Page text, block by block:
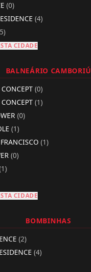
(0)
(4)
CIDADE
BALNEÁRIO CAMBORIÚ
(0)
(1)
(0)
(1)
(1)
(0)
CIDADE
BOMBINHAS
(2)
(4)